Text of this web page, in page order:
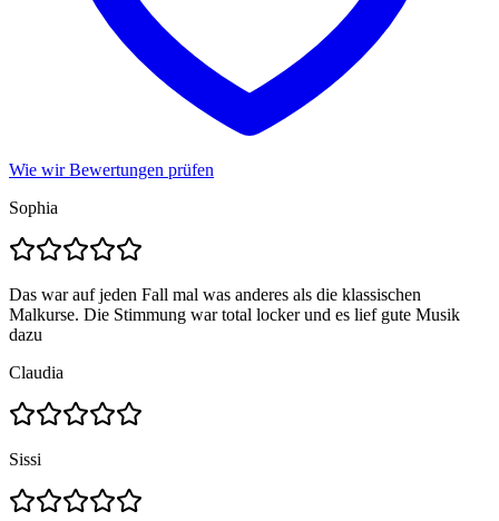
Wie wir Bewertungen prüfen
Sophia
Das war auf jeden Fall mal was anderes als die klassischen
Malkurse. Die Stimmung war total locker und es lief gute Musik
dazu
Claudia
Sissi